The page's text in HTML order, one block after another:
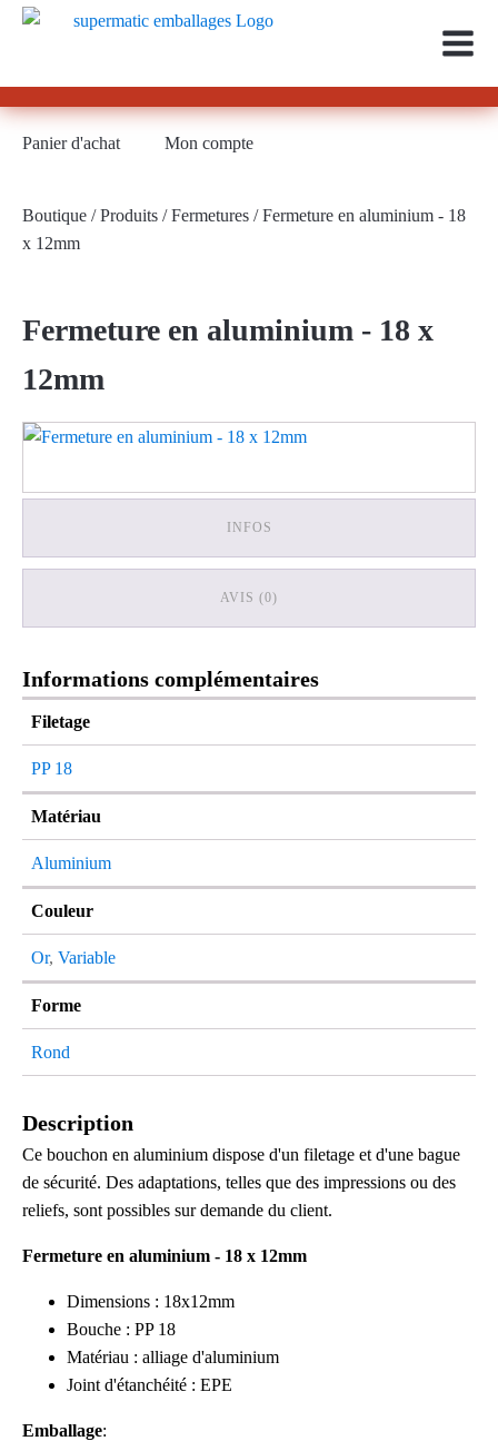
Boutique /Produits /Fermetures / Fermeture en aluminium - 18
x 12mm
Panier d'achat Mon compte
Fermeture en aluminium - 18 x
12mm
INFOS
AVIS (0)
Informations complémentaires
Filetage
PP 18
Matériau
Aluminium
Couleur
Or, Variable
Forme
Rond
Description
Ce bouchon en aluminium dispose d'un filetage et d'une bague
de sécurité. Des adaptations, telles que des impressions ou des
reliefs, sont possibles sur demande du client.
Fermeture en aluminium - 18 x 12mm
Dimensions : 18x12mm
Bouche : PP 18
Matériau : alliage d'aluminium
Joint d'étanchéité : EPE
Emballage: